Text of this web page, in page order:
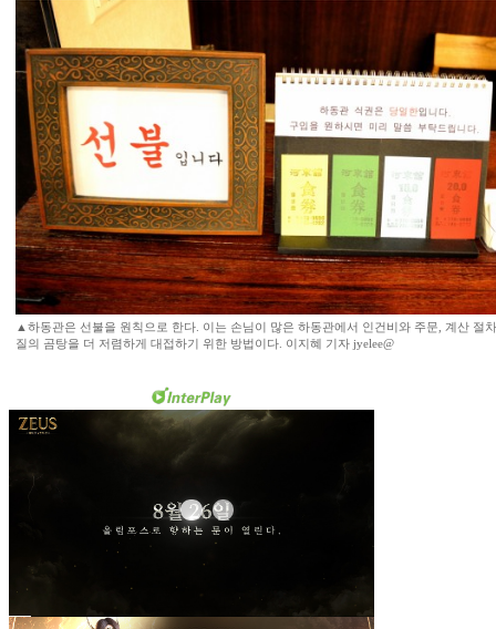
▲하동관은 선불을 원칙으로 한다. 이는 손님이 많은 하동관에서 인건비와 주문, 계산 절
질의 곰탕을 더 저렴하게 대접하기 위한 방법이다. 이지혜 기자 jyelee@